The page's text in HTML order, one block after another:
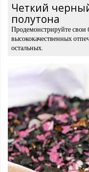
Четкий
полутона
Продемонстрируйте
высококачественных
остальных.